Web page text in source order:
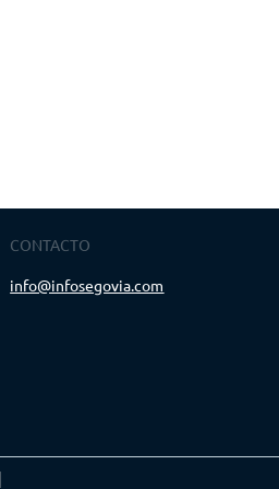
CONTACTO
info@infosegovia.com